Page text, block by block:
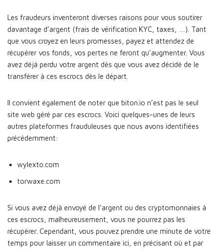
Les fraudeurs inventeront diverses raisons pour vous soutirer
davantage d’argent (frais de vérification KYC, taxes, …). Tant
que vous croyez en leurs promesses, payez et attendez de
récupérer vos fonds, vos pertes ne feront qu’augmenter. Vous
avez déjà perdu votre argent dès que vous avez décidé de le
transférer à ces escrocs dès le départ.
Il convient également de noter que biton.io n’est pas le seul
site web géré par ces escrocs. Voici quelques-unes de leurs
autres plateformes frauduleuses que nous avons identifiées
précédemment:
wylexto.com
torwaxe.com
Si vous avez déjà envoyé de l’argent ou des cryptomonnaies à
ces escrocs, malheureusement, vous ne pourrez pas les
récupérer. Cependant, vous pouvez prendre une minute de votre
temps pour laisser un commentaire ici, en précisant où et par